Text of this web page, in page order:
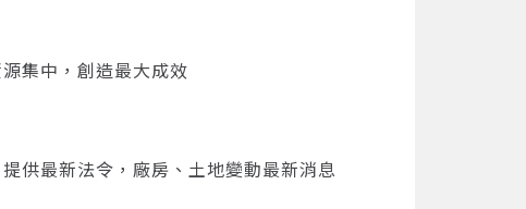
集中，創造最大成效
供最新法令，廠房、土地變動最新消息